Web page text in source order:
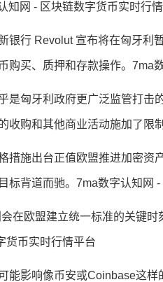
知网 - 区块链数字货币实时行
银行 Revolut 宣布将在匈牙利
购买、质押和存款操作。7ma
是匈牙利政府更广泛监管打击
收购和其他商业活动施加了限
措施出台正值欧盟推进加密
标背道而驰。7ma数字认知网
在欧盟建立统一标准的关键
货币实时行情平台
能影响像币安或Coinbase这